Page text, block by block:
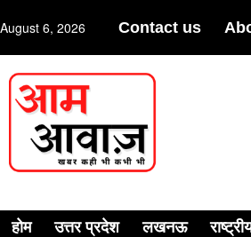
August 6, 2026 Contact us
होम उत्तर प्रदेश लखनऊ